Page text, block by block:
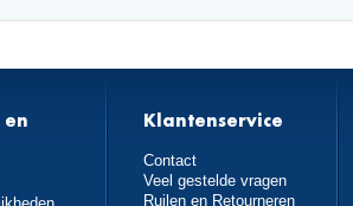
en
Klantenservice
Contact
Veel gestelde vragen
Ruilen en Retourneren